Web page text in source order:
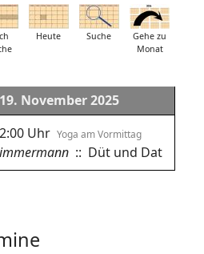
Heute Suche
Gehe zu
Monat
November 2025
Uhr Yoga am Vormittag
:: Düt und Dat